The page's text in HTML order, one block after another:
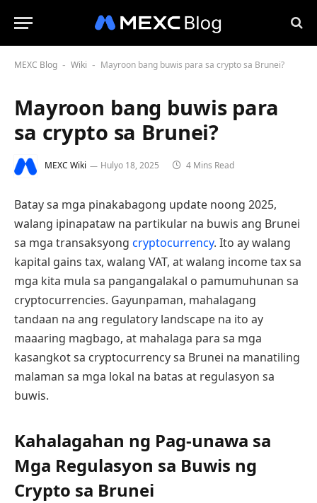
MEXC Blog - Wiki - Mayroon bang buwis para sa crypto sa Brunei?
Mayroon bang buwis para
sa crypto sa Brunei?
MEXC Wiki Hulyo 18, 2025 4 Mins Read
Batay sa mga pinakabagong update noong 2025,
walang ipinapataw na partikular na buwis ang Brunei
sa mga transaksyong cryptocurrency. Ito ay walang
kapital gains tax, walang VAT, at walang income tax sa
mga kita mula sa pangangalakal o pamumuhunan sa
cryptocurrencies. Gayunpaman, mahalagang
tandaan na ang regulatory landscape na ito ay
maaaring magbago, at mahalaga para sa mga
kasangkot sa cryptocurrency sa Brunei na manatiling
malaman sa mga lokal na batas at regulasyon sa
buwis.
Kahalagahan ng Pag-unawa sa
Mga Regulasyon sa Buwis ng
Crypto sa Brunei